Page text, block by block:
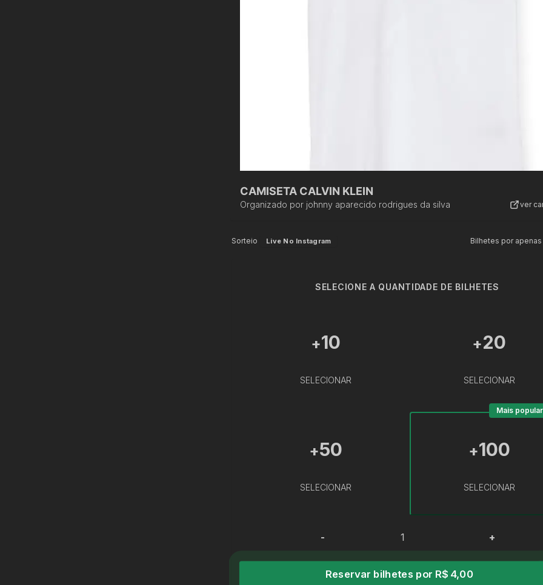
CAMISETA CALVIN KLEIN
Organizado por johnny aparecido rodrigues da silva ver
Sorteio Live No Instagram Bilhetes por apenas
SELECIONE A QUANTIDADE DE BILHETES
+10
SELECIONAR
+20
SELECIONAR
+50
SELECIONAR
+100
SELECIONAR
Mais popular
- +
Reservar bilhetes por R$ 4,00